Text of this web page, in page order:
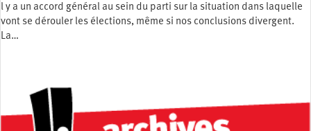
l y a un accord général au sein du parti sur la situation dans laquelle
vont se dérouler les élections, même si nos conclusions divergent.
La…